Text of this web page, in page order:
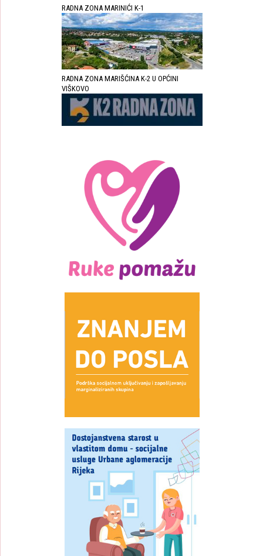
RADNA ZONA MARINIĆI K-1
RADNA ZONA MARIŠĆINA K-2 U OPĆINI
VIŠKOVO